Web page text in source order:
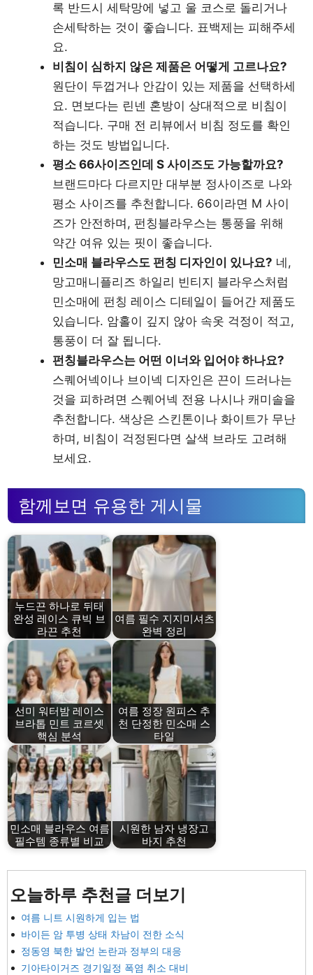
록 반드시 세탁망에 넣고 울 코스로 돌리거나
손세탁하는 것이 좋습니다. 표백제는 피해주세
요.
비침이 심하지 않은 제품은 어떻게 고르나요?
원단이 두껍거나 안감이 있는 제품을 선택하세
요. 면보다는 린넨 혼방이 상대적으로 비침이
적습니다. 구매 전 리뷰에서 비침 정도를 확인
하는 것도 방법입니다.
평소 66사이즈인데 S 사이즈도 가능할까요?
브랜드마다 다르지만 대부분 정사이즈로 나와
평소 사이즈를 추천합니다. 66이라면 M 사이
즈가 안전하며, 펀칭블라우스는 통풍을 위해
약간 여유 있는 핏이 좋습니다.
민소매 블라우스도 펀칭 디자인이 있나요? 네,
망고매니플리즈 하일리 빈티지 블라우스처럼
민소매에 펀칭 레이스 디테일이 들어간 제품도
있습니다. 암홀이 깊지 않아 속옷 걱정이 적고,
통풍이 더 잘 됩니다.
펀칭블라우스는 어떤 이너와 입어야 하나요?
스퀘어넥이나 브이넥 디자인은 끈이 드러나는
것을 피하려면 스퀘어넥 전용 나시나 캐미솔을
추천합니다. 색상은 스킨톤이나 화이트가 무난
하며, 비침이 걱정된다면 살색 브라도 고려해
보세요.
함께보면 유용한 게시물
누드끈 하나로 뒤태
완성 레이스 큐빅 브
라끈 추천
여름 필수 지지미셔츠
완벽 정리
선미 워터밤 레이스
브라톱 민트 코르셋
핵심 분석
여름 정장 원피스 추
천 단정한 민소매 스
타일
민소매 블라우스 여름
필수템 종류별 비교
시원한 남자 냉장고
바지 추천
오늘하루 추천글 더보기
여름 니트 시원하게 입는 법
바이든 암 투병 상태 차남이 전한 소식
정동영 북한 발언 논란과 정부의 대응
기아타이거즈 경기일정 폭염 취소 대비